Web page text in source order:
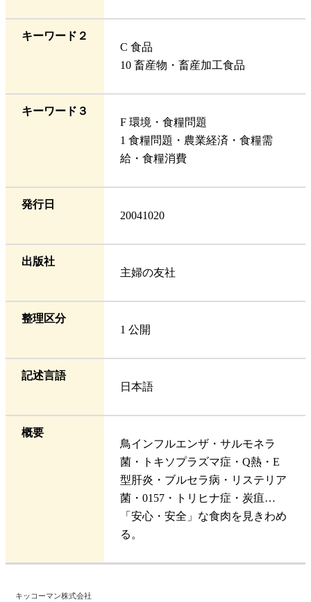
キーワード２
C 食品
10 畜産物・畜産加工食品
キーワード３
F 環境・食糧問題
1 食糧問題・農業経済・食糧需
給・食糧消費
発行日
20041020
出版社
主婦の友社
整理区分
1 公開
記述言語
日本語
概要
鳥インフルエンザ・サルモネラ
菌・トキソプラズマ症・Q熱・E
型肝炎・ブルセラ病・リステリア
菌・0157・トリヒナ症・炭疽…
「安心・安全」な食肉を見きわめ
る。
キッコーマン株式会社